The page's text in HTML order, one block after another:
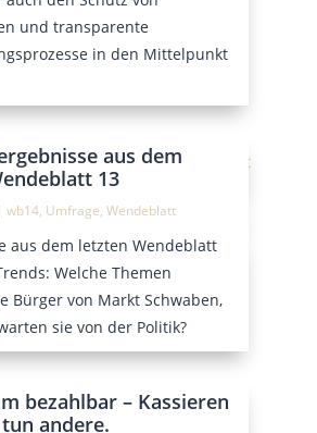
und transparente
in den Mittelpunkt
aus dem
13
wb14, Umfrage, Wendeblatt
aus dem letzten Wendeblatt
Welche Themen
Bürger von Markt Schwaben,
sie von der Politik?
bezahlbar – Kassieren
andere.